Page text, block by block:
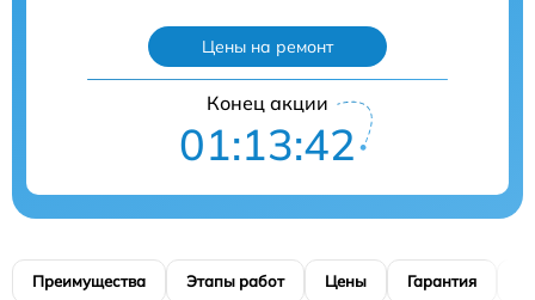
Цены на ремонт
Конец акции
01:13:41
Преимущества Этапы работ Цены Гарантия